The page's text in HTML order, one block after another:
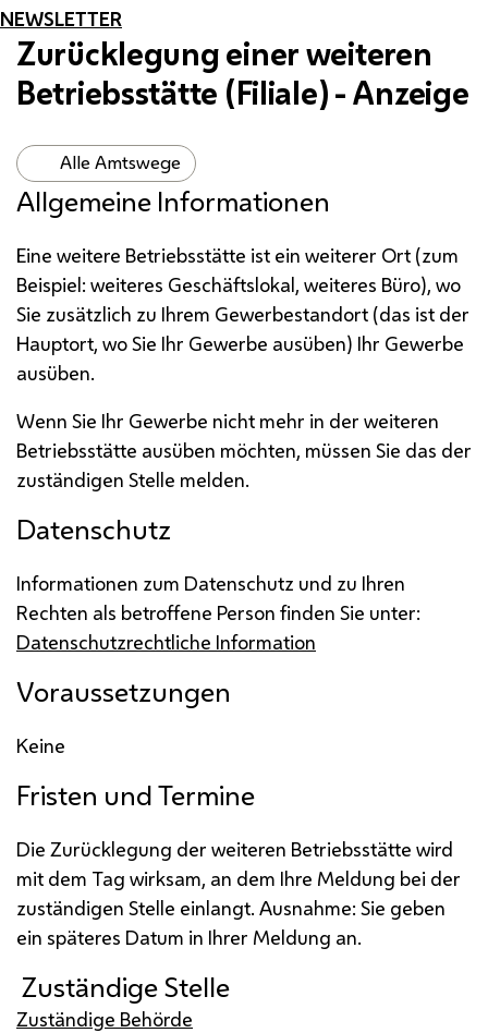
NEWSLETTER
Zurücklegung einer weiteren
Betriebsstätte (Filiale) - Anzeige
Alle Amtswege
Allgemeine Informationen
Eine weitere Betriebsstätte ist ein weiterer Ort (zum
Beispiel: weiteres Geschäftslokal, weiteres Büro), wo
Sie zusätzlich zu Ihrem Gewerbestandort (das ist der
Hauptort, wo Sie Ihr Gewerbe ausüben) Ihr Gewerbe
ausüben.
Wenn Sie Ihr Gewerbe nicht mehr in der weiteren
Betriebsstätte ausüben möchten, müssen Sie das der
zuständigen Stelle melden.
Datenschutz
Informationen zum Datenschutz und zu Ihren
Rechten als betroffene Person finden Sie unter:
Datenschutzrechtliche Information
Voraussetzungen
Keine
Fristen und Termine
Die Zurücklegung der weiteren Betriebsstätte wird
mit dem Tag wirksam, an dem Ihre Meldung bei der
zuständigen Stelle einlangt. Ausnahme: Sie geben
ein späteres Datum in Ihrer Meldung an.
Zuständige Stelle
Zuständige Behörde